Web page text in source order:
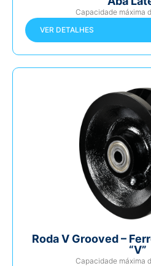
Capacidade máxima
VER DETALHES
Roda V Grooved –
“V”
Capacidade máxima